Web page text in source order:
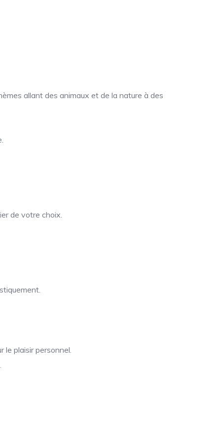
allant des animaux et de la nature à des
de votre choix.
plaisir personnel.